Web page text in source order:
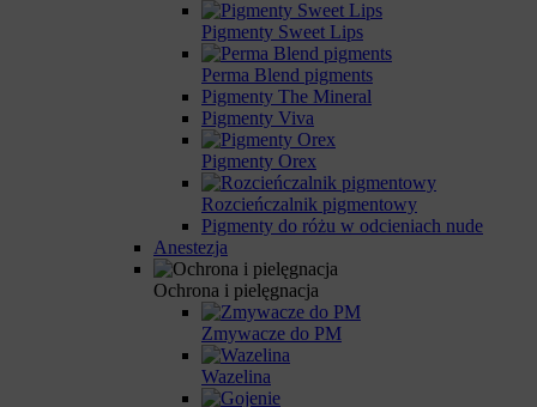
Pigmenty Sweet Lips
Perma Blend pigments
Pigmenty The Mineral
Pigmenty Viva
Pigmenty Orex
Rozcieńczalnik pigmentowy
Pigmenty do różu w odcieniach nude
Anestezja
Ochrona i pielęgnacja
Zmywacze do PM
Wazelina